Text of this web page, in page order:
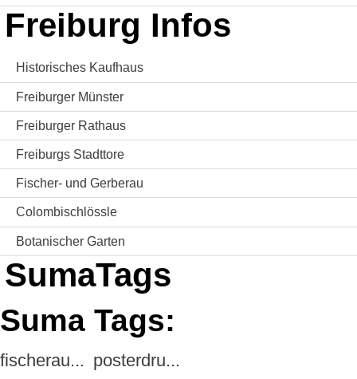
Freiburg Infos
Historisches Kaufhaus
Freiburger Münster
Freiburger Rathaus
Freiburgs Stadttore
Fischer- und Gerberau
Colombischlössle
Botanischer Garten
SumaTags
Suma Tags:
fischerau... posterdru...